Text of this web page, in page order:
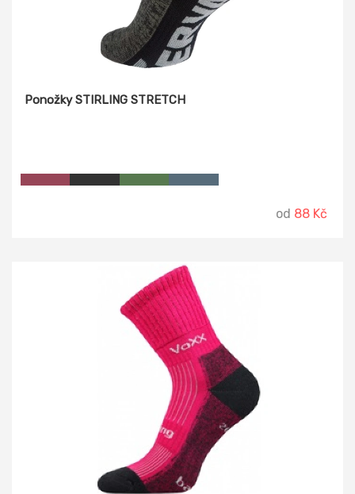
Ponožky STIRLING STRETCH
od 88 Kč